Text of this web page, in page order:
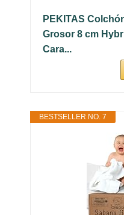
PEKITAS
Grosor 8 cm
Cara...
BESTSELLER NO. 7